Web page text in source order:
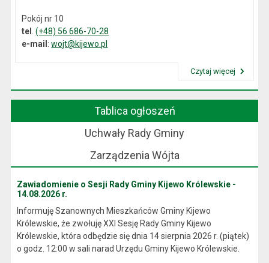
Pokój nr 10
tel
.(+48) 56 686-70-28
e-mail :wojt@kijewo.pl
Czytaj więcej
Tablica ogłoszeń
Uchwały Rady Gminy
Zarządzenia Wójta
Zawiadomienie o Sesji Rady Gminy Kijewo Królewskie -
14.08.2026 r.
Informuję Szanownych Mieszkańców Gminy Kijewo
Królewskie, że zwołuję XXI Sesję Rady Gminy Kijewo
Królewskie, która odbędzie się dnia 14 sierpnia 2026 r. (piątek)
o godz. 12:00 w sali narad Urzędu Gminy Kijewo Królewskie.